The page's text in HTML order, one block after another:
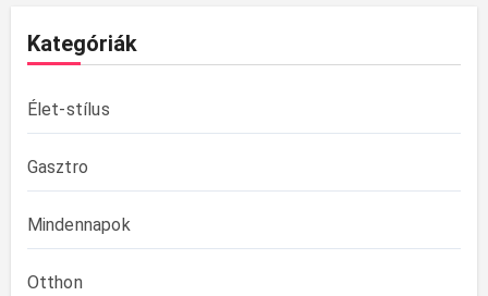
Kategóriák
Élet-stílus
Gasztro
Mindennapok
Otthon